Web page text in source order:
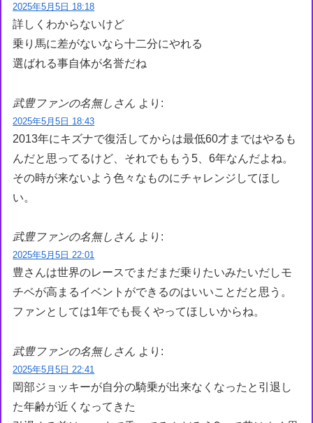
2025年5月5日 18:18
詳しくわからないけど
乗り馬に差がないなら十二分にやれる
選ばれる事自体が名誉だね
武豊ファンの名無しさん より:
2025年5月5日 18:43
2013年にキズナで復活してからは最低60才まではやるも
んだと思ってるけど、それでももう5、6年なんだよね。
その時が来ないよう色々なものにチャレンジしてほし
い。
武豊ファンの名無しさん より:
2025年5月5日 22:01
豊さんは世界のレースでまだまだ乗りたいみたいだしモ
チベが高まるイベントができるのはいいことだと思う。
ファンとしては1年でも長くやってほしいからね。
武豊ファンの名無しさん より:
2025年5月5日 22:41
岡部ジョッキーが自分の騎乗が出来なくなったと引退し
た年齢が近くなってきた